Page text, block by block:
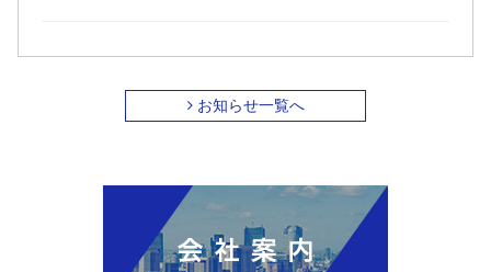
お知らせ一覧へ